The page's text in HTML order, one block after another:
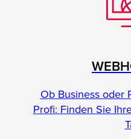
Ob Business oder
Profi: Finden Sie